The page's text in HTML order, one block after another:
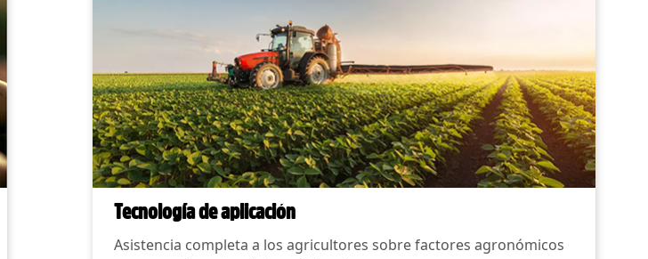
Tecnología de aplicación
Asistencia completa a los agricultores sobre factores agronómicos